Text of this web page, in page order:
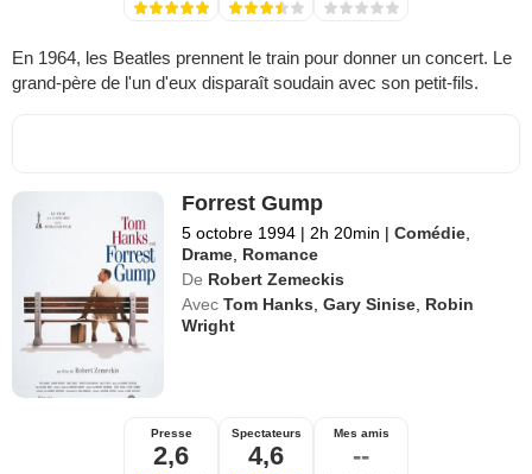
En 1964, les Beatles prennent le train pour donner un concert. Le
grand-père de l'un d'eux disparaît soudain avec son petit-fils.
Forrest Gump
5 octobre 1994 | 2h 20min | Comédie
Drame Romance
De Robert Zemeckis
Avec Tom Hanks ,Gary Sinise Robin
Wright
Presse
2,6
Spectateurs
4,6
Mes amis
--